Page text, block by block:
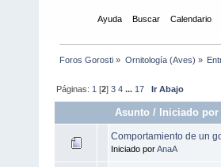
Ayuda Buscar Calendario
Foros Gorosti » Ornitología (Aves) »
Páginas: 1 [2]3 4 ... 17 Ir Abajo
Asunto / Iniciado por
Comportamiento de un
Iniciado porAnaA